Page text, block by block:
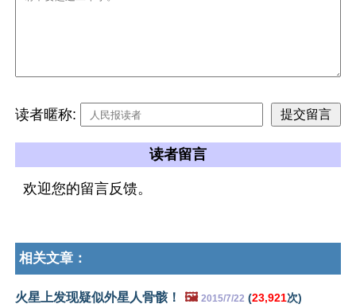
读者暱称:
读者留言
欢迎您的留言反馈。
相关文章：
火星上发现疑似外星人骨骸！ 🖼️ 2015/7/22 (23,921次)